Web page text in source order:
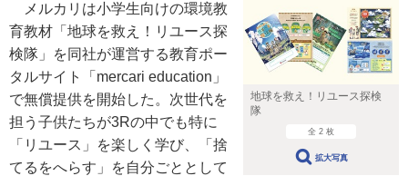
地球を救え！リユース探検
隊
全 2 枚
拡大写真
メルカリは小学生向けの環境教
育教材「地球を救え！リユース探
検隊」を同社が運営する教育ポー
タルサイト「mercari education」
で無償提供を開始した。次世代を
担う子供たちが3Rの中でも特に
「リユース」を楽しく学び、「捨
てるをへらす」を自分ごととして